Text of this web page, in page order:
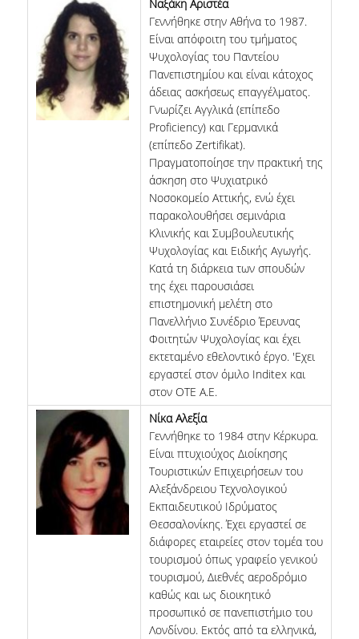
Ναξάκη Αριστέα
Γεννήθηκε στην Αθήνα το 1987.
Είναι απόφοιτη του τμήματος
Ψυχολογίας του Παντείου
Πανεπιστημίου και είναι κάτοχος
άδειας ασκήσεως επαγγέλματος.
Γνωρίζει Αγγλικά (επίπεδο
Proficiency) και Γερμανικά
(επίπεδο Zertifikat).
Πραγματοποίησε την πρακτική της
άσκηση στο Ψυχιατρικό
Νοσοκομείο Αττικής, ενώ έχει
παρακολουθήσει σεμινάρια
Κλινικής και Συμβουλευτικής
Ψυχολογίας και Ειδικής Αγωγής.
Κατά τη διάρκεια των σπουδών
της έχει παρουσιάσει
επιστημονική μελέτη στο
Πανελλήνιο Συνέδριο Έρευνας
Φοιτητών Ψυχολογίας και έχει
εκτεταμένο εθελοντικό έργο. 'Εχει
εργαστεί στον όμιλο Inditex και
στον ΟΤΕ Α.Ε.
Νίκα Αλεξία
Γεννήθηκε το 1984 στην Κέρκυρα.
Είναι πτυχιούχος Διοίκησης
Τουριστικών Επιχειρήσεων του
Αλεξάνδρειου Τεχνολογικού
Εκπαιδευτικού Ιδρύματος
Θεσσαλονίκης. Έχει εργαστεί σε
διάφορες εταιρείες στον τομέα του
τουρισμού όπως γραφείο γενικού
τουρισμού, Διεθνές αεροδρόμιο
καθώς και ως διοικητικό
προσωπικό σε πανεπιστήμιο του
Λονδίνου. Εκτός από τα ελληνικά,